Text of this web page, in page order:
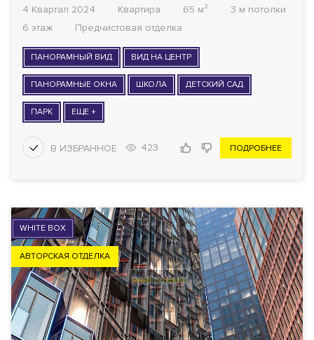
4 Квартал 2024 Квартира 65 м²
3 м потолки
6 этаж
Предчистовая отделка
ПАНОРАМНЫЙ ВИД ВИД НА ЦЕНТР
ПАНОРАМНЫЕ ОКНА ШКОЛА ДЕТСКИЙ САД
ПАРК ЕЩЕ +
423 ПОДРОБНЕЕ
WHITE BOX
АВТОРСКАЯ ОТДЕЛКА